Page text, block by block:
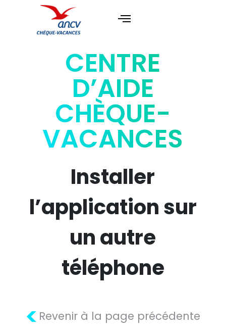
CENTRE
D’AIDE
CHÈQUE-
VACANCES
Installer
l’application sur
un autre
téléphone
< Revenir à la page précédente